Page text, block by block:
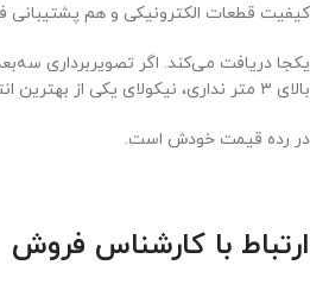
کیفیت قطعات الکترونیکی و هم پشتیبانی
یکجا دریافت می‌کند. اگر تصویربرداری
بالای ۳ متر نداری، نیکولای یکی از بهترین انتخاب‌ها
در رده قیمت خودش است.
ارتباط با کارشناس فروش